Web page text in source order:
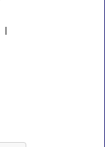
|